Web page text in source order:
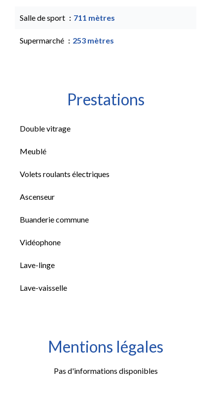
Salle de sport 711 mètres
Supermarché 253 mètres
Prestations
Double vitrage
Meublé
Volets roulants électriques
Ascenseur
Buanderie commune
Vidéophone
Lave-linge
Lave-vaisselle
Mentions légales
Pas d'informations disponibles